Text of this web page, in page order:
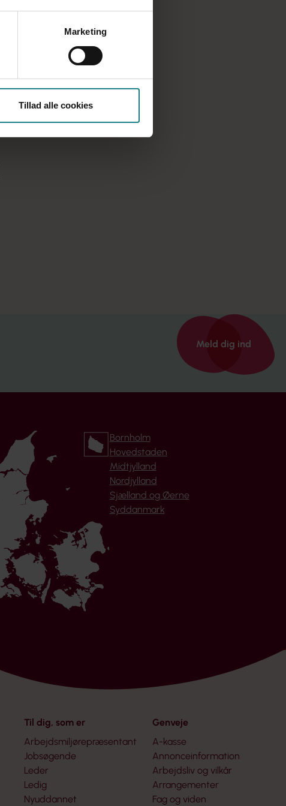
Marketing
Tillad alle cookies
Meld dig ind
Bornholm
Hovedstaden
Midtjylland
Nordjylland
Sjælland og Øerne
Syddanmark
Til dig, som er
Arbejdsmiljørepræsentant
Jobsøgende
Leder
Ledig
Nyuddannet
Genveje
A-kasse
Annonceinformation
Arbejdsliv og vilkår
Arrangementer
Fag og viden